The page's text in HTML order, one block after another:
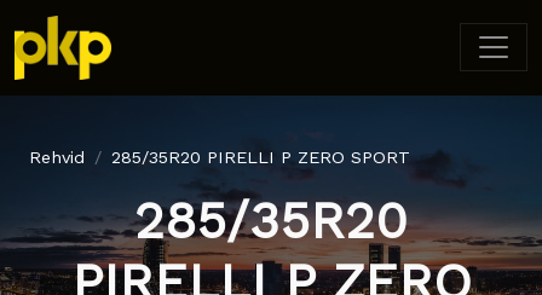
Rehvid 285/35R20 PIRELLI P ZERO SPORT
285/35R20
PIRELLI P ZERO